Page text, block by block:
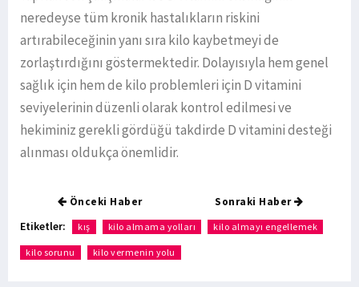
neredeyse tüm kronik hastalıkların riskini
artırabileceğinin yanı sıra kilo kaybetmeyi de
zorlaştırdığını göstermektedir. Dolayısıyla hem genel
sağlık için hem de kilo problemleri için D vitamini
seviyelerinin düzenli olarak kontrol edilmesi ve
hekiminiz gerekli gördüğü takdirde D vitamini desteği
alınması oldukça önemlidir.
Önceki Haber Sonraki Haber
Etiketler: kış kilo almama yolları kilo almayı engellemek
kilo sorunu kilo vermenin yolu